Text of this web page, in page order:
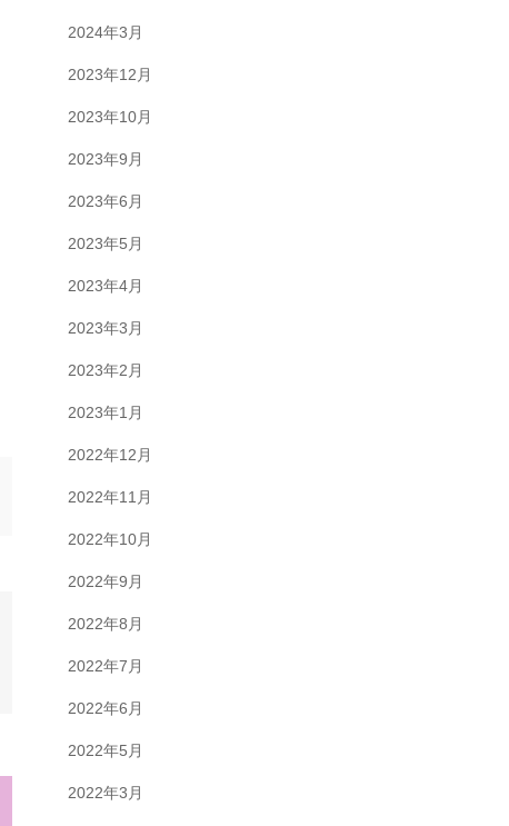
2024年3月
2023年12月
2023年10月
2023年9月
2023年6月
2023年5月
2023年4月
2023年3月
2023年2月
2023年1月
2022年12月
2022年11月
2022年10月
2022年9月
2022年8月
2022年7月
2022年6月
2022年5月
2022年3月